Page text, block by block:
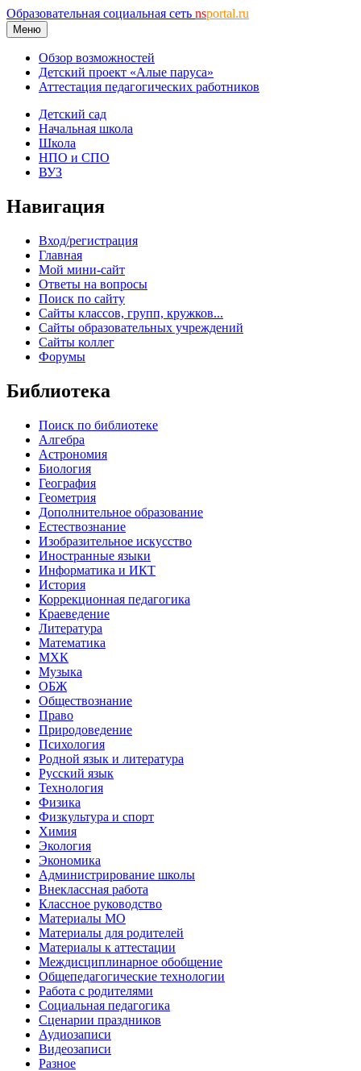
Образовательная социальная сеть nsportal.ru
Меню
Обзор возможностей
Детский проект «Алые паруса»
Аттестация педагогических работников
Детский сад
Начальная школа
Школа
НПО и СПО
ВУЗ
Навигация
Вход/регистрация
Главная
Мой мини-сайт
Ответы на вопросы
Поиск по сайту
Сайты классов, групп, кружков...
Сайты образовательных учреждений
Сайты коллег
Форумы
Библиотека
Поиск по библиотеке
Алгебра
Астрономия
Биология
География
Геометрия
Дополнительное образование
Естествознание
Изобразительное искусство
Иностранные языки
Информатика и ИКТ
История
Коррекционная педагогика
Краеведение
Литература
Математика
МХК
Музыка
ОБЖ
Обществознание
Право
Природоведение
Психология
Родной язык и литература
Русский язык
Технология
Физика
Физкультура и спорт
Химия
Экология
Экономика
Администрирование школы
Внеклассная работа
Классное руководство
Материалы МО
Материалы для родителей
Материалы к аттестации
Междисциплинарное обобщение
Общепедагогические технологии
Работа с родителями
Социальная педагогика
Сценарии праздников
Аудиозаписи
Видеозаписи
Разное